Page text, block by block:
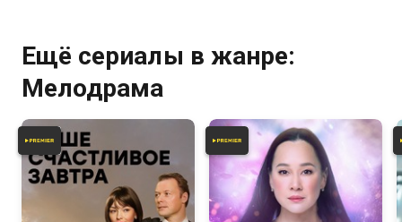
Ещё сериалы в жанре:
Мелодрама